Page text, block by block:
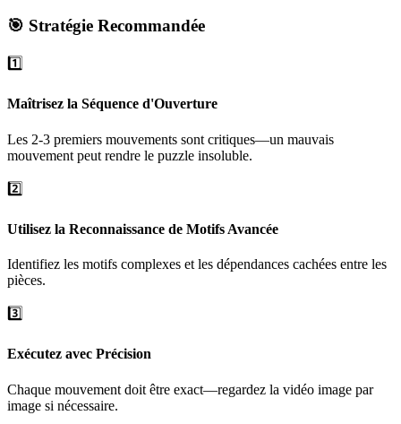
🎯 Stratégie Recommandée
1️⃣
Maîtrisez la Séquence d'Ouverture
Les 2-3 premiers mouvements sont critiques—un mauvais
mouvement peut rendre le puzzle insoluble.
2️⃣
Utilisez la Reconnaissance de Motifs Avancée
Identifiez les motifs complexes et les dépendances cachées entre les
pièces.
3️⃣
Exécutez avec Précision
Chaque mouvement doit être exact—regardez la vidéo image par
image si nécessaire.